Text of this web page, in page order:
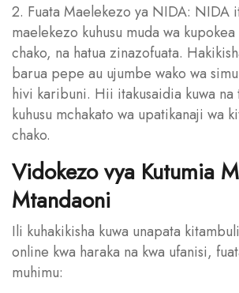
2. Fuata Maelekezo ya NIDA: NIDA
maelekezo kuhusu muda wa
chako, na hatua zinazofuata.
barua pepe au ujumbe wako wa
hivi karibuni. Hii itakusaidia kuwa na
kuhusu mchakato wa upatikanaji wa
chako.
Vidokezo vya Kutumia
Mtandaoni
Ili kuhakikisha kuwa unapata
online kwa haraka na kwa ufanisi,
muhimu: